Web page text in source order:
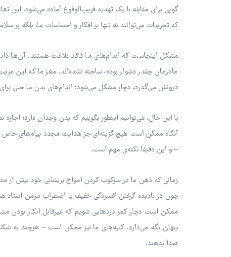
گویی برای مقابله با یک تهدید قریب‌الوقوع آماده می‌شود. این
که تجربیات می‌توانند نه تنها بر افکار و احساسات ما، بلکه بر
مشکل اینجاست که اندام‌های ما فاقد بلاغت هستند. آن‌ها
مادرمان چقدر دشوار بوده، ساخته نشده‌اند. مغز ما که این
درونش می‌گذرد، دچار مشکل می‌شود؛ اندام‌های بدن ما حتی
با این حال، می‌توانیم اینطور بگوییم که بدن وجدان دارد؛
آنگاه ممکن است هیچ گزینه‌ای جز هدایت مجدد پیام‌های خاص
– و این دقیقا نکته‌ی مهم است.
زمانی که ذهن ما در سرکوب کردن امواج پریشانی خود بیش از
چون در نادیده گرفتن افسردگی خفیف یا اضطراب مزمن استاد
ممکن است دچار کمر دردهایی شویم که غیرقابل انکار
پنهان نگه می‌دارد. کلیه‌های ما نیز ممکن است – هرچند به
صدا بدهند.